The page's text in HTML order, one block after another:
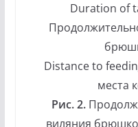
Duration of
Distance to
места
Рис. 2.
виляния